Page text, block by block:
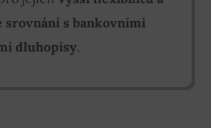
srovnání s bankovními
dluhopisy.